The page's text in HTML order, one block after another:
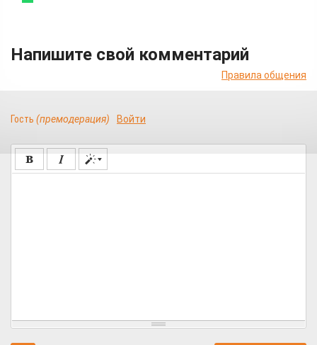
Напишите свой комментарий
Правила общения
Гость (премодерация) Войти